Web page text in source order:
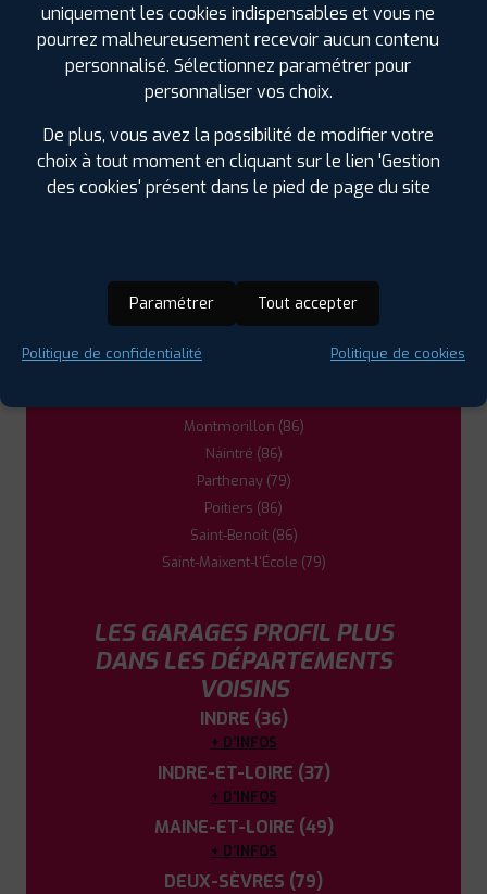
3
PROFIL PLUSPARTHENAY
116 BD ARISTIDE BRIA
0549643841
HORAIRES |
PROFIL PLUSMONTMORILLON
ROUTE DE CHAUVIGNY86500 MONTMORILLON
Buxerolles (86)
Châtellerault (86)
Montmorillon (86)
Naintré (86)
Parthenay (79)
Poitiers (86)
Saint-Benoît (86)
Saint-Maixent-l'École (79)
LES GARAGES PROFIL PLUS
DANS LES DÉPARTEMENTS
VOISINS
INDRE (36)
+ D'INFOS
INDRE-ET-LOIRE (37)
+ D'INFOS
MAINE-ET-LOIRE (49)
+ D'INFOS
DEUX-SÈVRES (79)
uniquement les cookies indispensables et vous ne
pourrez malheureusement recevoir aucun contenu
personnalisé. Sélectionnez paramétrer pour
personnaliser vos choix.
De plus, vous avez la possibilité de modifier votre
choix à tout moment en cliquant sur le lien 'Gestion
des cookies' présent dans le pied de page du site
Paramétrer Tout accepter
Politique de confidentialité Politique de cookies